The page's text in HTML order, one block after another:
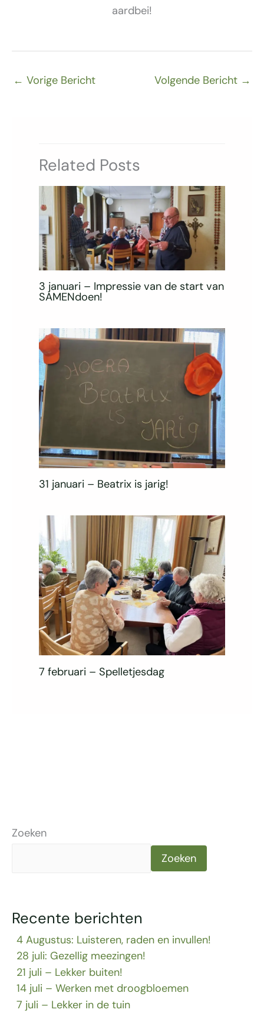
Zoeken
Zoeken
Recente berichten
4 Augustus: Luisteren, raden en invullen!
28 juli: Gezellig meezingen!
21 juli – Lekker buiten!
14 juli – Werken met droogbloemen
7 juli – Lekker in de tuin
aardbei!
← Vorige Bericht Volgende Bericht →
Related Posts
3 januari – Impressie van de start van
SAMENdoen!
31 januari – Beatrix is jarig!
7 februari – Spelletjesdag